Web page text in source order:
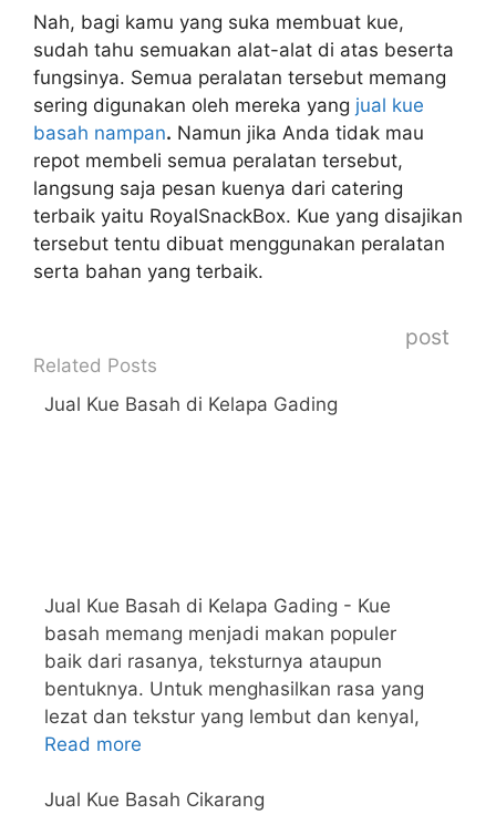
Nah, bagi kamu yang suka membuat kue,
sudah tahu semuakan alat-alat di atas beserta
fungsinya. Semua peralatan tersebut memang
sering digunakan oleh mereka yang jual kue
basah nampan. Namun jika Anda tidak mau
repot membeli semua peralatan tersebut,
langsung saja pesan kuenya dari catering
terbaik yaitu RoyalSnackBox. Kue yang disajikan
tersebut tentu dibuat menggunakan peralatan
serta bahan yang terbaik.
post
Related Posts
Jual Kue Basah di Kelapa Gading
Jual Kue Basah di Kelapa Gading - Kue
basah memang menjadi makan populer
baik dari rasanya, teksturnya ataupun
bentuknya. Untuk menghasilkan rasa yang
lezat dan tekstur yang lembut dan kenyal,
Read more
Jual Kue Basah Cikarang